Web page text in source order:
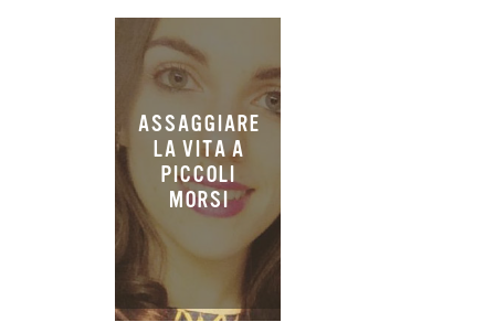
ASSAGGIARE
LA VITA A
PICCOLI
MORSI